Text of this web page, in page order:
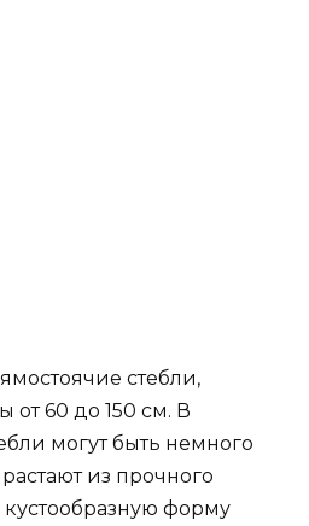
стебли,
от 60 до 150 см. В
могут быть немного
из прочного
форму